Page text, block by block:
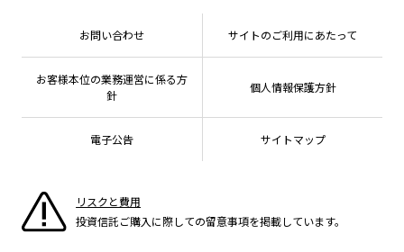
ちょこっと3分！ファンドシアター
有価証券届出書の効力の発生の有無について
こだわりのインデックスファンド 購入・換金手数料
なしシリーズ
確定拠出年金について
資産形成サポート
NAMシティ
お問い合わせ
よくあるご質問
方針・その他開示情報
公式キャラクターのご紹介
メディアお問い合わせ サイトのご利用にあたって
お客様本位の業務運営に係る方
針
個人情報保護方針
電子公告 サイトマップ
リスクと費用
投資信託ご購入に際しての留意事項を掲載しています。